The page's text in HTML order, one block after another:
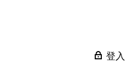
登入